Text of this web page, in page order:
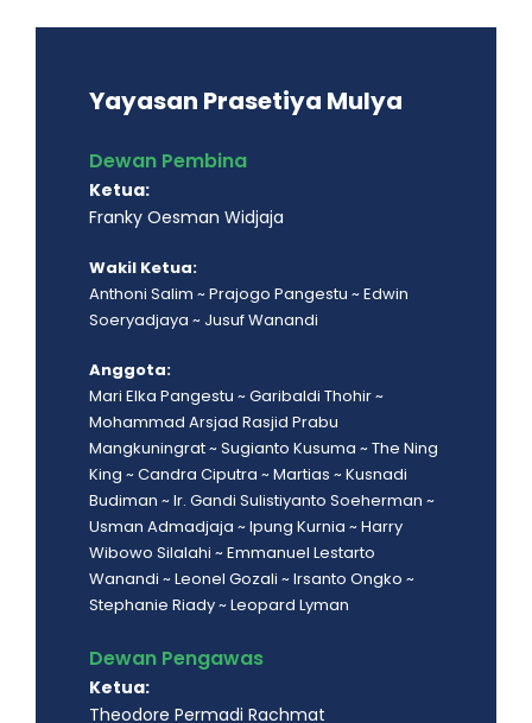
Yayasan Prasetiya Mulya
Dewan Pembina
Ketua:
Franky Oesman Widjaja
Wakil Ketua:
Anthoni Salim ~ Prajogo Pangestu ~ Edwin
Soeryadjaya ~ Jusuf Wanandi
Anggota:
Mari Elka Pangestu ~ Garibaldi Thohir ~
Mohammad Arsjad Rasjid Prabu
Mangkuningrat ~ Sugianto Kusuma ~ The Ning
King ~ Candra Ciputra ~ Martias ~ Kusnadi
Budiman ~ Ir. Gandi Sulistiyanto Soeherman ~
Usman Admadjaja ~ Ipung Kurnia ~ Harry
Wibowo Silalahi ~ Emmanuel Lestarto
Wanandi ~ Leonel Gozali ~ Irsanto Ongko ~
Stephanie Riady ~ Leopard Lyman
Dewan Pengawas
Ketua:
Theodore Permadi Rachmat